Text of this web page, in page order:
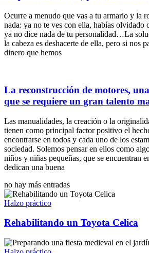
Ocurre a menudo que vas a tu armario y la
nada: ya no te ves con ella, habías olvidado
ya no dice nada de tu personalidad…La
la cabeza es deshacerte de ella, pero si nos
dinero que hemos
La reconstrucción de motores,
que se requiere un gran talento
Las manualidades, la creación o la
tienen como principal factor positivo el
encontrarse en todos y cada uno de los
sociedad. Solemos pensar en ellos como
niños y niñas pequeñas, que se encuentran
dedican una buena
no hay más entradas
Halzo práctico
Rehabilitando un Toyota Celica